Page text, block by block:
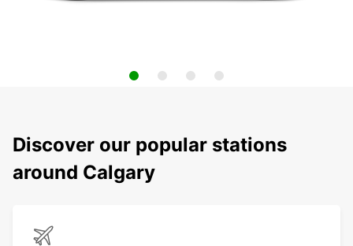
Discover our popular stations
around Calgary